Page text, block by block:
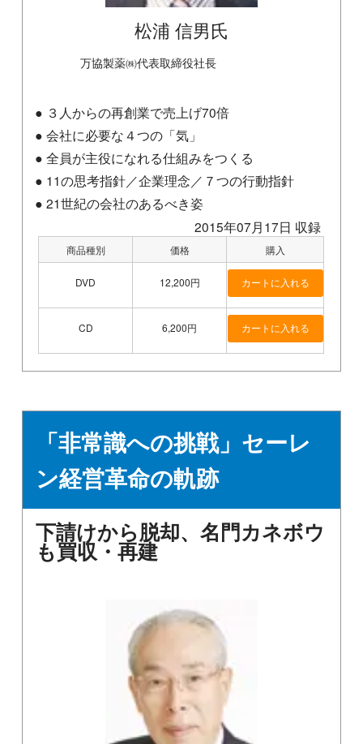
松浦 信男氏
万協製薬㈱代表取締役社長
● ３人からの再創業で売上げ70倍
● 会社に必要な４つの「気」
● 全員が主役になれる仕組みをつくる
● 11の思考指針／企業理念／７つの行動指針
● 21世紀の会社のあるべき姿
2015年07月17日 収録
商品種別 価格 購入
DVD 12,200円
CD 6,200円
「非常識への挑戦」セーレ
ン経営革命の軌跡
下請けから脱却、名門カネボウ
も買収・再建